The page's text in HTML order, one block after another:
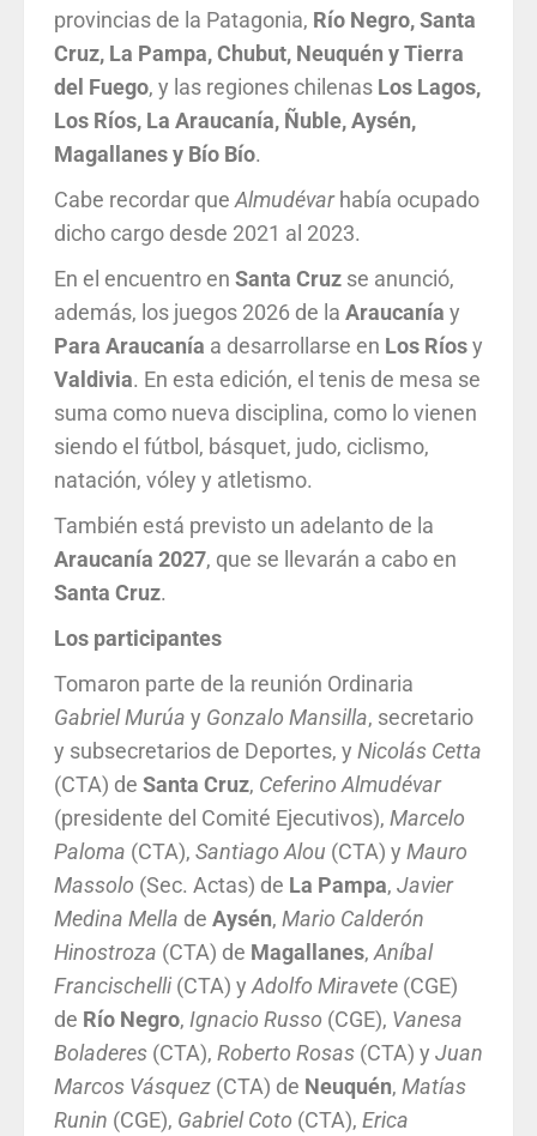
provincias de la Patagonia, Río Negro, Santa
Cruz, La Pampa, Chubut, Neuquén y Tierra
del Fuego, y las regiones chilenas Los Lagos,
Los Ríos, La Araucanía, Ñuble, Aysén,
Magallanes y Bío Bío.
Cabe recordar que Almudévarhabía ocupado
dicho cargo desde 2021 al 2023.
En el encuentro en Santa Cruz se anunció,
además, los juegos 2026 de la Araucanía y
Para Araucanía a desarrollarse en Los Ríosy
Valdivia. En esta edición, el tenis de mesa se
suma como nueva disciplina, como lo vienen
siendo el fútbol, básquet, judo, ciclismo,
natación, vóley y atletismo.
También está previsto un adelanto de la
Araucanía 2027, que se llevarán a cabo en
Santa Cruz.
Los participantes
Tomaron parte de la reunión Ordinaria
Gabriel Murúa y Gonzalo Mansilla, secretario
y subsecretarios de Deportes, y Nicolás Cetta
(CTA) de Santa Cruz, Ceferino Almudévar
(presidente del Comité Ejecutivos), Marcelo
Paloma (CTA), Santiago Alou (CTA) y Mauro
Massolo (Sec. Actas) de La Pampa, Javier
Medina Mella de Aysén, Mario Calderón
Hinostroza (CTA) de Magallanes, Aníbal
Francischelli (CTA) y Adolfo Miravete (CGE)
de Río Negro, Ignacio Russo (CGE), Vanesa
Boladeres (CTA), Roberto Rosas (CTA) y Juan
Marcos Vásquez (CTA) de Neuquén, Matías
Runin (CGE), Gabriel Coto (CTA), Erica